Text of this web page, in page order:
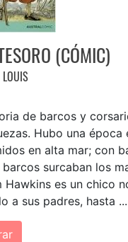
(CÓMIC)
LOUIS
de barcos y
Hubo una época
en alta mar; con
surcaban los
es un chico
a sus padres, hasta ...